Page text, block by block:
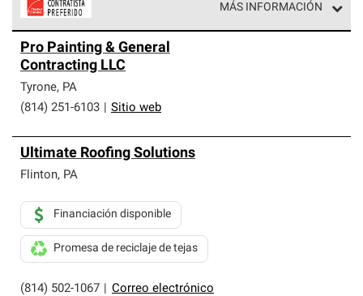
MÁS INFORMACIÓN
parte de una red exclusiva de profesionales de techos
que cumplen con altos estándares y requisitos estrictos
de profesionalismo y confiabilidad.
Pro Painting & General
Contracting LLC
Tyrone, PA
(814) 251-6103
Sitio web
Ultimate Roofing Solutions
Flinton, PA
(814) 502-1067 Correo electrónico
Financiación disponible
Promesa de reciclaje de tejas